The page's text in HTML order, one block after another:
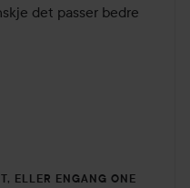
det passer bedre
ELLER ENGANG ONE